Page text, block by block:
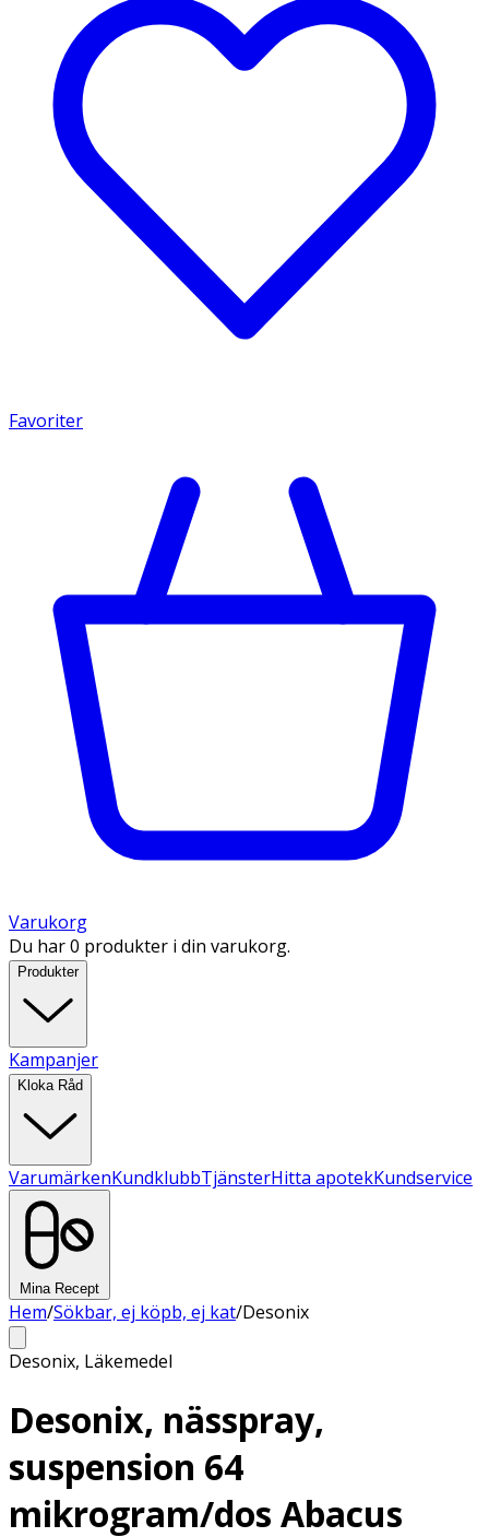
Favoriter
Varukorg
Du har 0 produkter i din varukorg.
Produkter
Kampanjer
Kloka Råd
VarumärkenKundklubbTjänsterHitta apotekKundservice
Mina Recept
Hem/Sökbar, ej köpb, ej kat/Desonix
Desonix, Läkemedel
Desonix, nässpray,
suspension 64
mikrogram/dos Abacus